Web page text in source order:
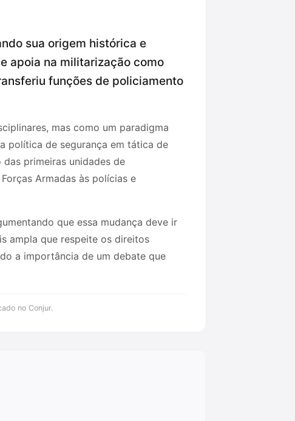
sua origem histórica e
apoia na militarização como
funções de policiamento
mas como um paradigma
política de segurança em tática de
primeiras unidades de
Armadas às polícias e
que essa mudança deve ir
ampla que respeite os direitos
a importância de um debate que
no Conjur.